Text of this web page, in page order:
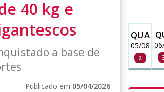
40 kg e
a base de
Publicado em 05/04/2026
QUA
05/08
2